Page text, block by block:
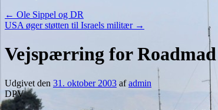
← Ole Sippel og DR
USA øger støtten til Israels militær →
Vejspærring for Roadmad
Udgivet den 31. oktober 2003 af admin
DPV